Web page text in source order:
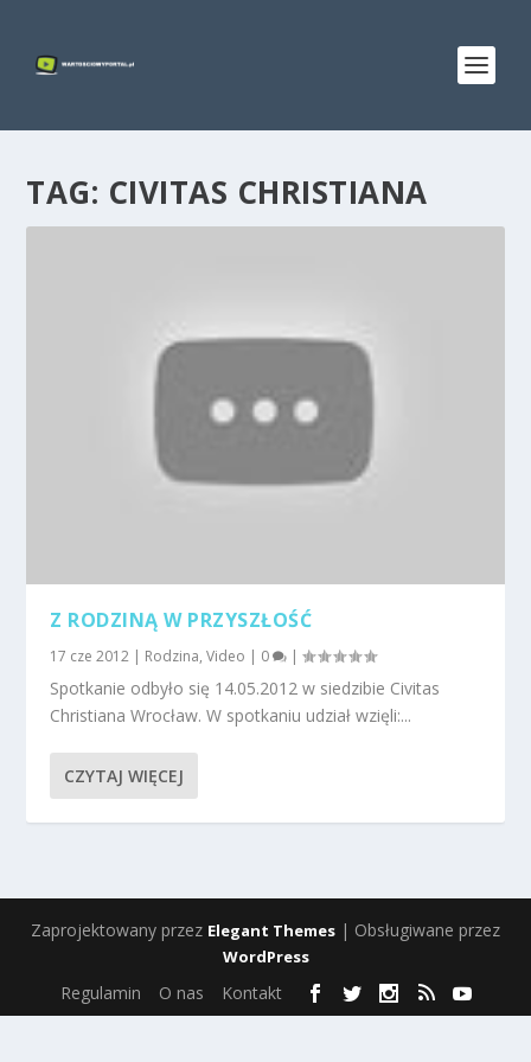
TAG: CIVITAS CHRISTIANA
Z RODZINĄ W PRZYSZŁOŚĆ
17 cze 2012 | Rodzina,Video | 0 |
Spotkanie odbyło się 14.05.2012 w siedzibie Civitas
Christiana Wrocław. W spotkaniu udział wzięli:...
CZYTAJ WIĘCEJ
Zaprojektowany przez Elegant Themes | Obsługiwane przez
WordPress
Regulamin O nas Kontakt